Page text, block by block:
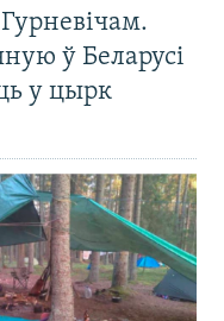
ў Беларусі
у цырк